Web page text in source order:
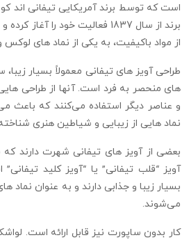
است که توسط برند آمریکایی تیفانی اند
برند از سال 1837 فعالیت خود را
از مواد باکیفیت، به یکی از نماد های
طراحی آویز‌ های تیفانی معمولاً بسیار
های منحصر به فرد است. آنها از طراحی‌
و عناصر دیگر استفاده می‌کنند که باعث
نماد هایی از زیبایی و شیاطین هنری
بعضی از آویز های تیفانی شهرت دارند
آویز “قلب تیفانی” یا “آویز کلید
بسیار زیبا و جذابی دارند و به عنوان
می‌شوند.